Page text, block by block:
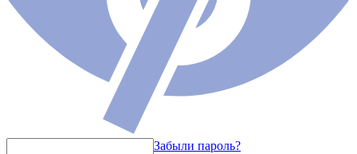
Забыли пароль?